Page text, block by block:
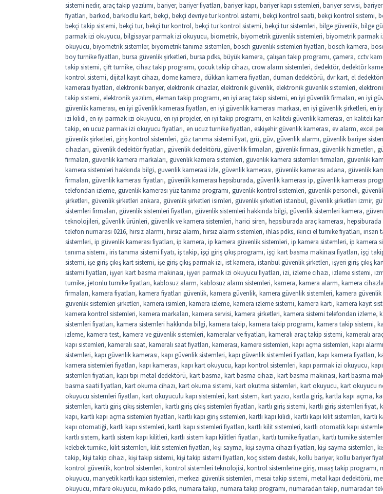
sistemi nedir, araç takip yazılımı, bariyer, bariyer fiyatları, bariyer kapı, bariyer kapı sistemleri, bariyer servisi,
fiyatları, barkod, barkodlu kart, bekçi, bekçi devriye tur kontrol sistemi, bekçi kontrol saati, bekçi kontrol sistemi,
bekçi takip sistemi, bekçi tur, bekçi tur kontrol, bekçi tur kontrol sistemi, bekçi tur sistemleri, bilge güvenlik, bilge
parmak izi okuyucu, bilgisayar parmak izi okuyucu, biometrik, biyometrik güvenlik sistemleri, biyometrik parmak
okuyucu, biyometrik sistemler, biyometrik tanıma sistemleri, bosch güvenlik sistemleri fiyatları, bosch kamera,
boy turnike fiyatları, bursa güvenlik şirketleri, bursa pdks, büyük kamera, çalışan takip programı, çamera, cctv
takip sistemi, çift turnike, cihaz takip programı, çocuk takip cihazı, crow alarm sistemleri, dedektör, dedektör
kontrol sistemi, dijital kayıt cihazı, dome kamera, dükkan kamera fiyatları, duman dedektörü, dvr kart, el
kamerası fiyatları, elektronik bariyer, elektronik cihazlar, elektronik güvenlik, elektronik güvenlik sistemleri,
takip sistemi, elektronik yazılım, eleman takip programı, en iyi araç takip sistemi, en iyi güvenlik firmaları, en iyi
güvenlik kamerası, en iyi güvenlik kamerası fiyatları, en iyi güvenlik kamerası markası, en iyi güvenlik şirketleri, en
izi kilidi, en iyi parmak izi okuyucu, en iyi projeler, en iyi takip programı, en kaliteli güvenlik kamerası, en kaliteli
takip, en ucuz parmak izi okuyucu fiyatları, en ucuz turnike fiyatları, eskişehir güvenlik kamerası, ev alarm, excel
güvenlik şirketleri, giriş kontrol sistemleri, göz tanıma sistemi fiyat, grü, güv, güvenlik alarmı, güvenlik bariyer
cihazları, güvenlik dedektör fiyatları, güvenlik dedektörü, güvenlik firmaları, güvenlik firması, güvenlik hizmetleri,
firmaları, güvenlik kamera markaları, güvenlik kamera sistemleri, güvenlik kamera sistemleri firmaları, güvenlik
kamera sistemleri hakkında bilgi, guvenlik kamerasi izle, güvenlik kamerası, güvenlik kamerası adana, güvenlik
firmaları, güvenlik kamerası fiyatları, güvenlik kamerası hepsiburada, güvenlik kamerası ip, güvenlik kamerası
telefondan izleme, güvenlik kamerası yüz tanıma programı, güvenlik kontrol sistemleri, güvenlik personeli,
şirketleri, güvenlik şirketleri ankara, güvenlik şirketleri isimleri, güvenlik şirketleri istanbul, güvenlik şirketleri izmir,
sistemleri firmaları, güvenlik sistemleri fiyatları, güvenlik sistemleri hakkında bilgi, güvenlik sistemleri kamera,
teknolojileri, güvenlik ürünleri, güvenlik ve kamera sistemleri, harici siren, hepsiburada araç kamerası, hepsiburada
telefon numarası 0216, hirsiz alarmi, hırsız alarm, hırsız alarm sistemleri, ihlas pdks, ikinci el turnike fiyatları, insan
sistemleri, ip güvenlik kamerası fiyatları, ip kamera, ip kamera güvenlik sistemleri, ip kamera sistemleri, ip kamera
tanıma sistemi, iris tanıma sistemi fiyatı, iş takip, işçi giriş çıkış programı, işçi kart basma makinası fiyatları, işçi
sistemi, işe giriş çıkış kart sistemi, işe giriş çıkış parmak izi, ist kamera, istanbul güvenlik şirketleri, işyeri giriş çıkış
sistemi fiyatları, işyeri kart basma makinası, işyeri parmak izi okuyucu fiyatları, izi, izleme cihazı, izleme sistemi,
turnike, jetonlu turnike fiyatları, kablosuz alarm, kablosuz alarm sistemleri, kamera, kamera alarm, kamera
firmaları, kamera fiyatları, kamera fiyatları güvenlik, kamera güvenlik, kamera güvenlik sistemleri, kamera güvenlik
güvenlik sistemleri şirketleri, kamera isimleri, kamera izleme, kamera izleme sistemi, kamera kartı, kamera kayıt
kamera kontrol sistemleri, kamera markaları, kamera servisi, kamera şirketleri, kamera sistemi telefondan izleme,
sistemleri fiyatları, kamera sistemleri hakkında bilgi, kamera takip, kamera takip programı, kamera takip sistemi,
izleme, kamera test, kamera ve güvenlik sistemleri, kameralar ve fiyatları, kameralı araç takip sistemi, kameralı
kapı sistemleri, kameralı saat, kameralı saat fiyatları, kamerası, kamere sistemleri, kapı açma sistemleri, kapı alarmı
sistemleri, kapı güvenlik kamerası, kapı güvenlik sistemleri, kapı güvenlik sistemleri fiyatları, kapı kamera fiyatları,
kamera sistemleri fiyatları, kapı kamerası, kapı kart okuyucu, kapı kontrol sistemleri, kapı parmak izi okuyucu,
sistemleri fiyatları, kapı tipi metal dedektörü, kart basma, kart basma cihazı, kart basma makinası, kart basma
basma saati fiyatları, kart okuma cihazı, kart okuma sistemi, kart okutma sistemleri, kart okuyucu, kart okuyucu
okuyucu sistemleri fiyatları, kart okuyuculu kapı sistemleri, kart sistem, kart yazıcı, kartla giriş, kartla kapı açma,
sistemleri, kartlı giriş çıkış sistemleri, kartlı giriş çıkış sistemleri fiyatları, kartlı giriş sistemi, kartlı giriş sistemleri fiyat,
kapı, kartlı kapı açma sistemleri fiyatları, kartlı kapı giriş sistemleri, kartlı kapı kilidi, kartlı kapı kilit sistemleri, kartlı
kapı otomatiği, kartlı kapı sistemleri, kartlı kapı sistemleri fiyatları, kartlı kilit sistemleri, kartlı otomatik kapı
kartlı sistem, kartlı sistem kapı kilitleri, kartlı sistem kapı kilitleri fiyatları, kartlı turnike fiyatları, kartlı turnike sistemleri
kelebek turnike, kilit sistemleri, kilit sistemleri fiyatları, kişi sayma, kişi sayma cihazı fiyatları, kişi sayma sistemleri,
takip, kişi takip cihazı, kişi takip sistemi, kişi takip sistemi fiyatları, koç sistem destek, kollu bariyer, kollu bariyer
kontrol güvenlik, kontrol sistemleri, kontrol sistemleri teknolojisi, kontrol sistemlerine giriş, maaş takip programı,
okuyucu, manyetik kartlı kapı sistemleri, merkezi güvenlik sistemleri, mesai takip sistemi, metal kapı dedektörü,
okuyucu, mifare okuyucu, mikado pdks, numara takip, numara takip programı, numaradan takip, numaradan